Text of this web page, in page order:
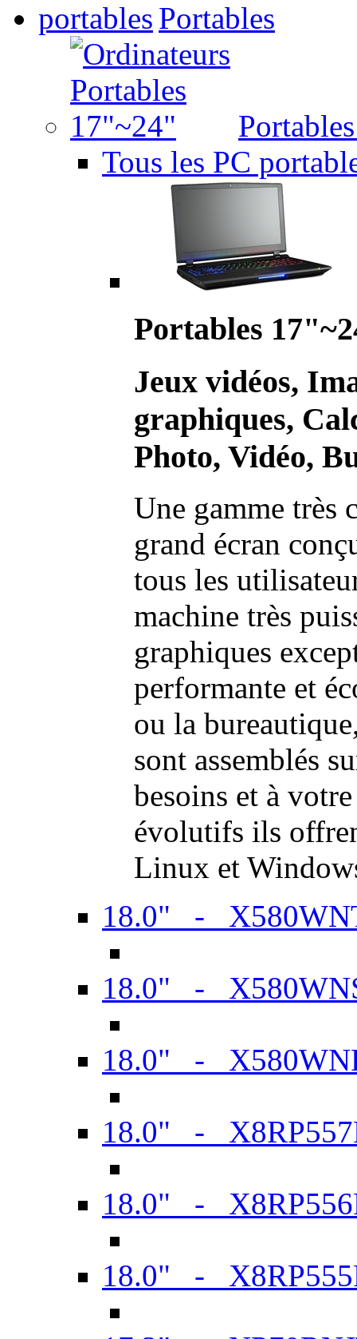
Portables
Tous les PC
Portables
Jeux vidéos,
graphiques,
Photo, Vidéo,
Une gamme très
grand écran
tous les
machine très
graphiques
performante et
ou la
sont assemblés
besoins et à
évolutifs ils
Linux et
18.0" -
18.0" -
18.0" -
18.0" -
18.0" -
18.0" -